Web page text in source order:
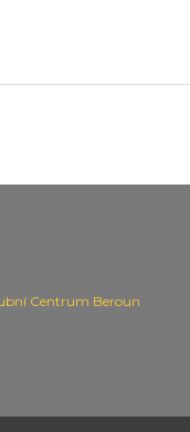
Centrum Beroun